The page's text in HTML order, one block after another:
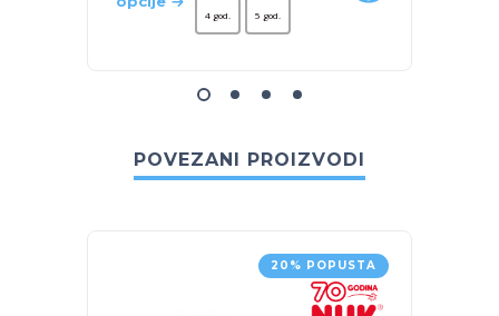
4 god. 5 god.
POVEZANI PROIZVODI
20% POPUSTA